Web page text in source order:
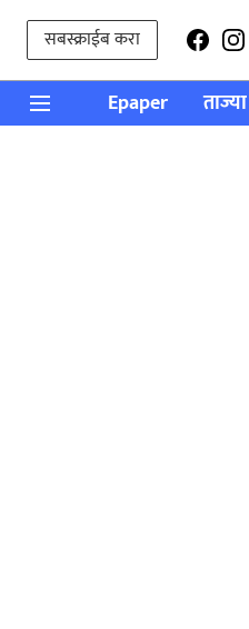
सबस्क्राईब करा
Epaper ताज्या